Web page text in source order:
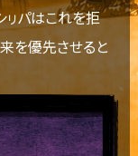
ㇼパはこれを拒
を優先させると